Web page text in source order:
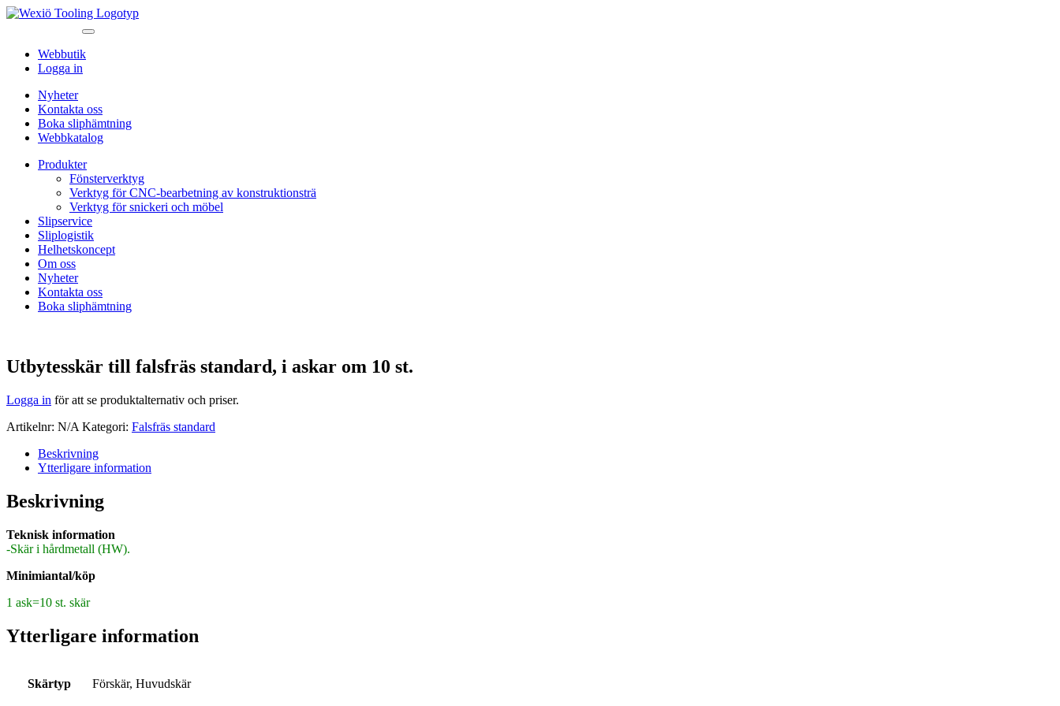
Webbutik
Logga in
Nyheter
Kontakta oss
Boka sliphämtning
Webbkatalog
Produkter
Fönsterverktyg
Verktyg för CNC-bearbetning av konstruktionsträ
Verktyg för snickeri och möbel
Slipservice
Sliplogistik
Helhetskoncept
Om oss
Nyheter
Kontakta oss
Boka sliphämtning
Utbytesskär till falsfräs standard, i askar om 10 st.
Logga in för att se produktalternativ och priser.
Artikelnr: N/A Kategori: Falsfräs standard
Beskrivning
Ytterligare information
Beskrivning
Teknisk information
-Skär i hårdmetall (HW).
Minimiantal/köp
1 ask=10 st. skär
Ytterligare information
Skärtyp Förskär, Huvudskär